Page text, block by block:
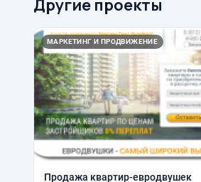
Другие проекты
МАРКЕТИНГ И ПРОДВИЖЕНИЕ
Продажа квартир-евродвушек